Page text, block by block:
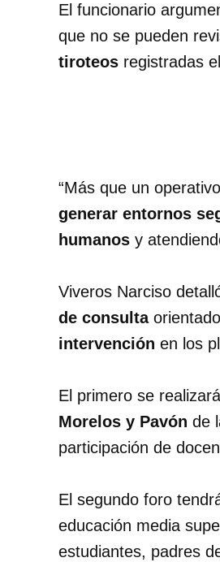
El funcionario
que no se pueden
tiroteos registradas
“Más que un
generar entornos
humanos y
Viveros Narciso
de consulta
intervención en los
El primero se
Morelos y Pavón de
participación de
El segundo foro
educación media
estudiantes, padres